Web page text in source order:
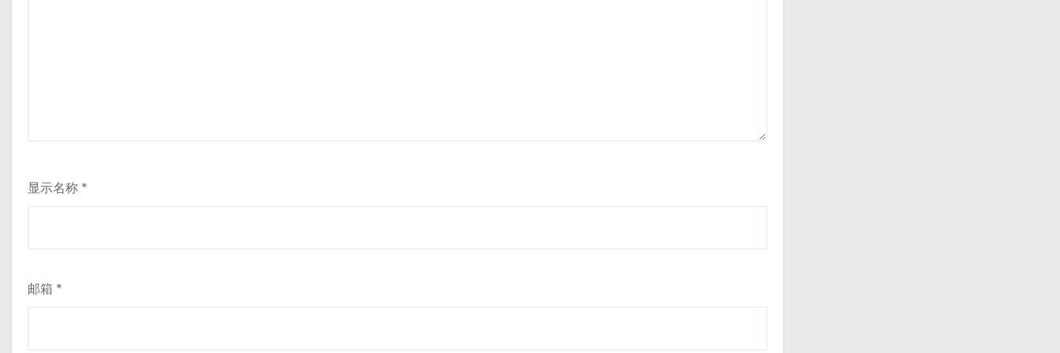
显示名称 *
邮箱 *